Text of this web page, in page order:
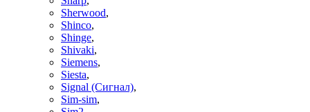
Sherwood,
Shinco,
Shinge,
Shivaki,
Siemens,
Siesta,
Signal (Сигнал),
Sim-sim,